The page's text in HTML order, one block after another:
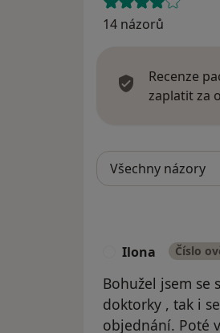
14 názorů
Recenze
zaplatit za
Ilona Číslo
Bohužel jsem se
doktorky , tak i
objednání. Poté